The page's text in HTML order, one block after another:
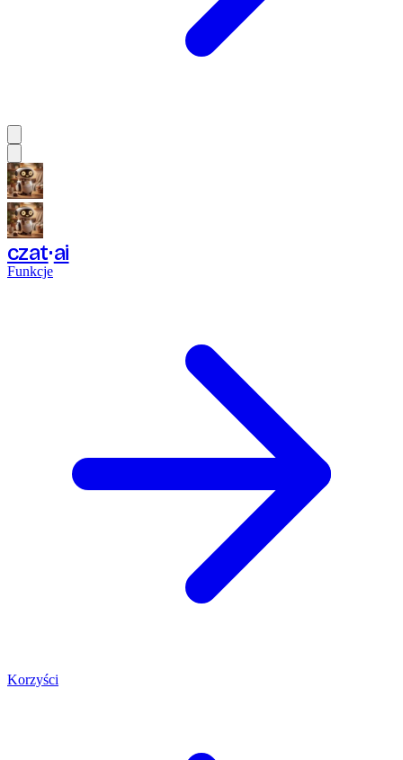
czat ai
Funkcje
Korzyści